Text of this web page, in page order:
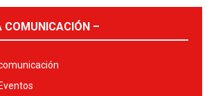
COMUNICACIÓN –